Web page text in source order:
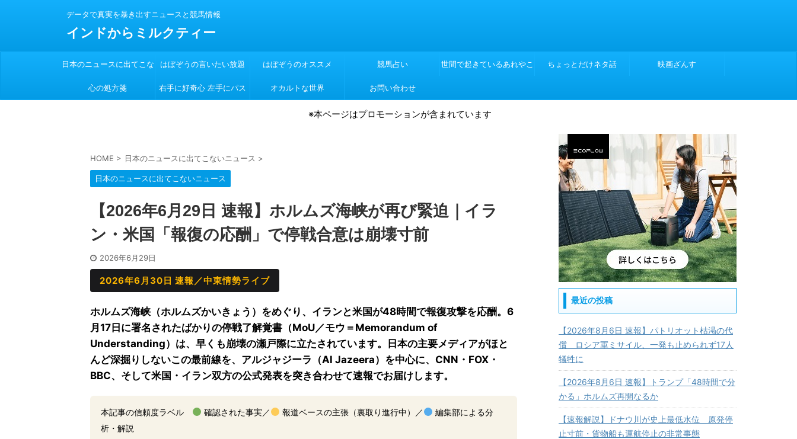
データで真実を暴き出すニュースと競馬情報
インドからミルクティー
日本のニュースに出てこな
い
はぼぞうの言いたい放題 はぼぞうのオススメ 競馬占い 世間で起きているあれやこ ちょっとだけネタ話 映画ざんす
心の処方箋 右手に好奇心 左手にパス オカルトな世界 お問い合わせ
※本ページはプロモーションが含まれています
HOME > 日本のニュースに出てこないニュース >
日本のニュースに出てこないニュース
【2026年6月29日 速報】ホルムズ海峡が再び緊迫｜イラ
ン・米国「報復の応酬」で停戦合意は崩壊寸前
2026年6月29日
2026年6月30日 速報／中東情勢ライブ
ホルムズ海峡（ホルムズかいきょう）をめぐり、イランと米国が48時間で報復攻撃を応酬。6
月17日に署名されたばかりの停戦了解覚書（MoU／モウ＝Memorandum of
Understanding）は、早くも崩壊の瀬戸際に立たされています。日本の主要メディアがほと
んど深掘りしないこの最前線を、アルジャジーラ（Al Jazeera）を中心に、CNN・FOX・
BBC、そして米国・イラン双方の公式発表を突き合わせて速報でお届けします。
本記事の信頼度ラベル 確認された事実／ 報道ベースの主張（裏取り進行中）／
編集部による分
析・解説
最近の投稿
【2026年8月6日 速報】パトリオット枯渇の代
償 ロシア軍ミサイル、一発も止められず17人
犠牲に
【2026年8月6日 速報】トランプ「48時間で分
かる」ホルムズ再開なるか
【速報解説】ドナウ川が史上最低水位 原発停
止寸前・貨物船も運航停止の非常事態